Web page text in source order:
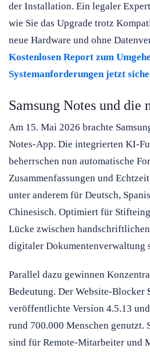
der Installation. Ein legaler
wie Sie das Upgrade trotz
neue Hardware und ohne
Kostenlosen Report zum
Systemanforderungen jetzt
Samsung Notes und die
Am 15. Mai 2026 brachte
Notes-App. Die integrierten KI-
beherrschen nun automatische
Zusammenfassungen und
unter anderem für Deutsch,
Chinesisch. Optimiert für
Lücke zwischen
digitaler Dokumentenverwaltung
Parallel dazu gewinnen
Bedeutung. Der Website-Blocker
veröffentlichte Version 4.5.13
rund 700.000 Menschen genutzt.
sind für Remote-Mitarbeiter und